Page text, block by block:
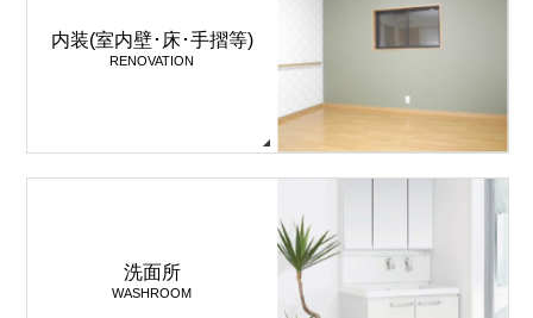
内装(室内壁･床･手摺等)
RENOVATION
洗面所
WASHROOM